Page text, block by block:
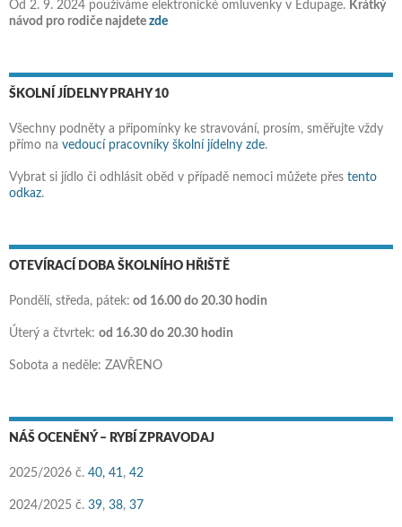
Od 2. 9. 2024 používáme elektronické omluvenky v Edupage. Krátký
návod pro rodiče najdete zde
ŠKOLNÍ JÍDELNY PRAHY 10
Všechny podněty a připomínky ke stravování, prosím, směřujte vždy
přímo na vedoucí pracovníky školní jídelny zde.
Vybrat si jídlo či odhlásit oběd v případě nemoci můžete přes tento
odkaz.
OTEVÍRACÍ DOBA ŠKOLNÍHO HŘIŠTĚ
Pondělí, středa, pátek: od 16.00 do 20.30 hodin
Úterý a čtvrtek: od 16.30 do 20.30 hodin
Sobota a neděle: ZAVŘENO
NÁŠ OCENĚNÝ – RYBÍ ZPRAVODAJ
2025/2026 č. 40, 41, 42
2024/2025 č. 39, 38, 37